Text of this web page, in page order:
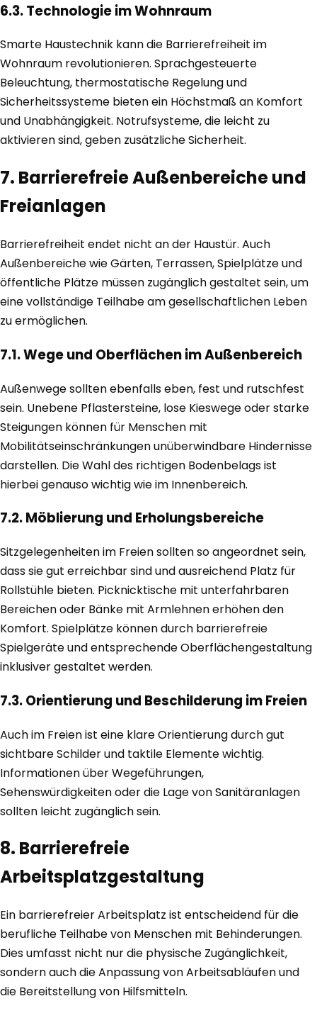
6.3. Technologie im Wohnraum
Smarte Haustechnik kann die Barrierefreiheit im
Wohnraum revolutionieren. Sprachgesteuerte
Beleuchtung, thermostatische Regelung und
Sicherheitssysteme bieten ein Höchstmaß an Komfort
und Unabhängigkeit. Notrufsysteme, die leicht zu
aktivieren sind, geben zusätzliche Sicherheit.
7. Barrierefreie Außenbereiche und
Freianlagen
Barrierefreiheit endet nicht an der Haustür. Auch
Außenbereiche wie Gärten, Terrassen, Spielplätze und
öffentliche Plätze müssen zugänglich gestaltet sein, um
eine vollständige Teilhabe am gesellschaftlichen Leben
zu ermöglichen.
7.1. Wege und Oberflächen im Außenbereich
Außenwege sollten ebenfalls eben, fest und rutschfest
sein. Unebene Pflastersteine, lose Kieswege oder starke
Steigungen können für Menschen mit
Mobilitätseinschränkungen unüberwindbare Hindernisse
darstellen. Die Wahl des richtigen Bodenbelags ist
hierbei genauso wichtig wie im Innenbereich.
7.2. Möblierung und Erholungsbereiche
Sitzgelegenheiten im Freien sollten so angeordnet sein,
dass sie gut erreichbar sind und ausreichend Platz für
Rollstühle bieten. Picknicktische mit unterfahrbaren
Bereichen oder Bänke mit Armlehnen erhöhen den
Komfort. Spielplätze können durch barrierefreie
Spielgeräte und entsprechende Oberflächengestaltung
inklusiver gestaltet werden.
7.3. Orientierung und Beschilderung im Freien
Auch im Freien ist eine klare Orientierung durch gut
sichtbare Schilder und taktile Elemente wichtig.
Informationen über Wegeführungen,
Sehenswürdigkeiten oder die Lage von Sanitäranlagen
sollten leicht zugänglich sein.
8. Barrierefreie
Arbeitsplatzgestaltung
Ein barrierefreier Arbeitsplatz ist entscheidend für die
berufliche Teilhabe von Menschen mit Behinderungen.
Dies umfasst nicht nur die physische Zugänglichkeit,
sondern auch die Anpassung von Arbeitsabläufen und
die Bereitstellung von Hilfsmitteln.